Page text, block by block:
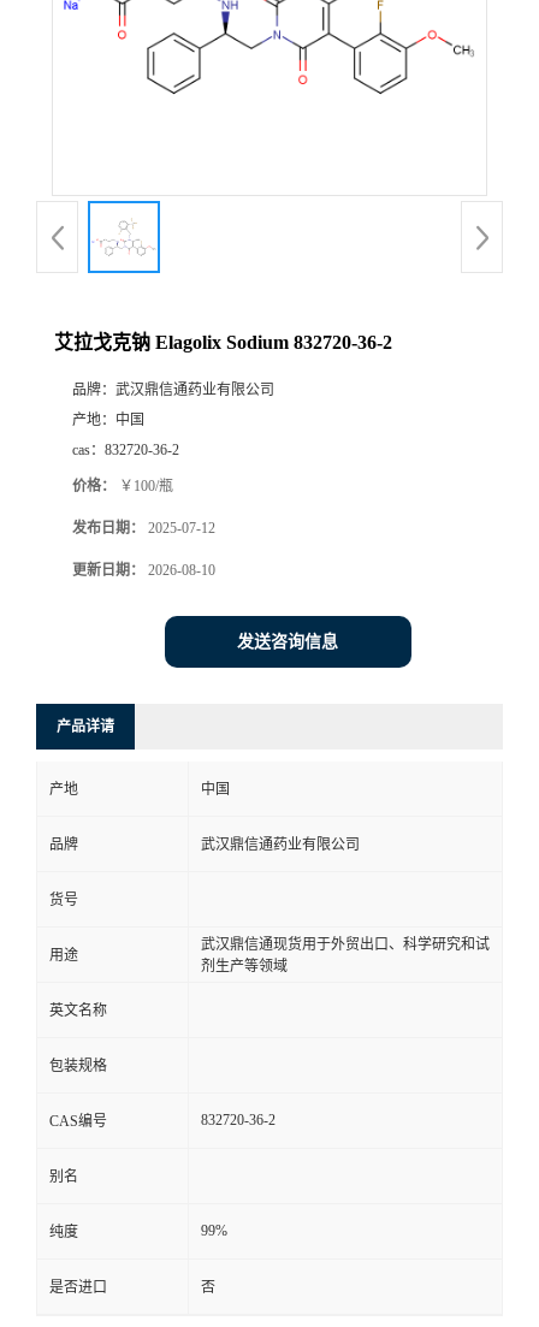
产
艾拉戈克钠 Elagolix Sodium 832720-36-2
品牌： 武汉鼎信通药业有限公司
产地： 中国
cas： 832720-36-2
价格： ￥100/瓶
发布日期： 2025-07-12
更新日期： 2026-08-10
发送咨询信息
产品详请
产地 中国
品牌 武汉鼎信通药业有限公司
货号
用途
武汉鼎信通现货用于外贸出口、科学研究和试
剂生产等领域
英文名称
包装规格
CAS编号 832720-36-2
别名
纯度 99%
是否进口 否